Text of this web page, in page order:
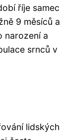
říje samec
9 měsíců a
narození a
srnců v
lidských